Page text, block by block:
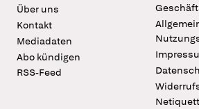
Über uns
Kontakt
Mediadaten
Abo kündigen
RSS-Feed